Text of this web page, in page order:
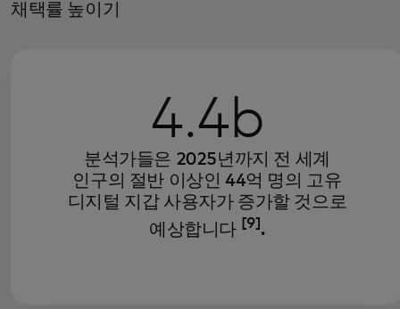
채택률 높이기
4.4b
분석가들은 2025년까지 전 세계
인구의 절반 이상인 44억 명의 고유
디지털 지갑 사용자가 증가할 것으로
예상합니다 [9] .